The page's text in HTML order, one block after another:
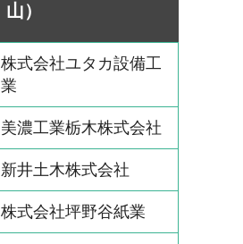
山）
株式会社ユタカ設備工
業
美濃工業栃木株式会社
新井土木株式会社
株式会社坪野谷紙業